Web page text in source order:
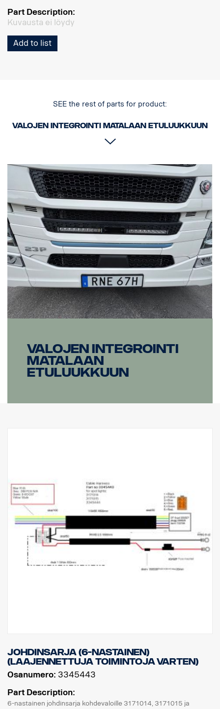
Part Description:
Kuvausta ei löydy
Add to list
SEE the rest of parts for product:
Valojen integrointi matalaan etuluukkuun
Valojen integrointi
matalaan
etuluukkuun
Johdinsarja (6-nastainen)
(laajennettuja toimintoja varten)
Osanumero: 3345443
Part Description:
6-nastainen johdinsarja kohdevaloille 3171014, 3171015 ja